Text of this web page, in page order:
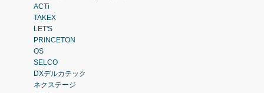
ACTi
TAKEX
LET'S
PRINCETON
OS
SELCO
DXデルカテック
ネクステージ